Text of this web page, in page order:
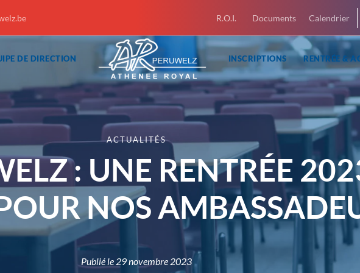
R.O.I. Documents Calendrier
DE DIRECTION INSCRIPTIONS RENTRÉE &
ACTUALITÉS
: UNE RENTRÉE
NOS
Publié le 29 novembre 2023